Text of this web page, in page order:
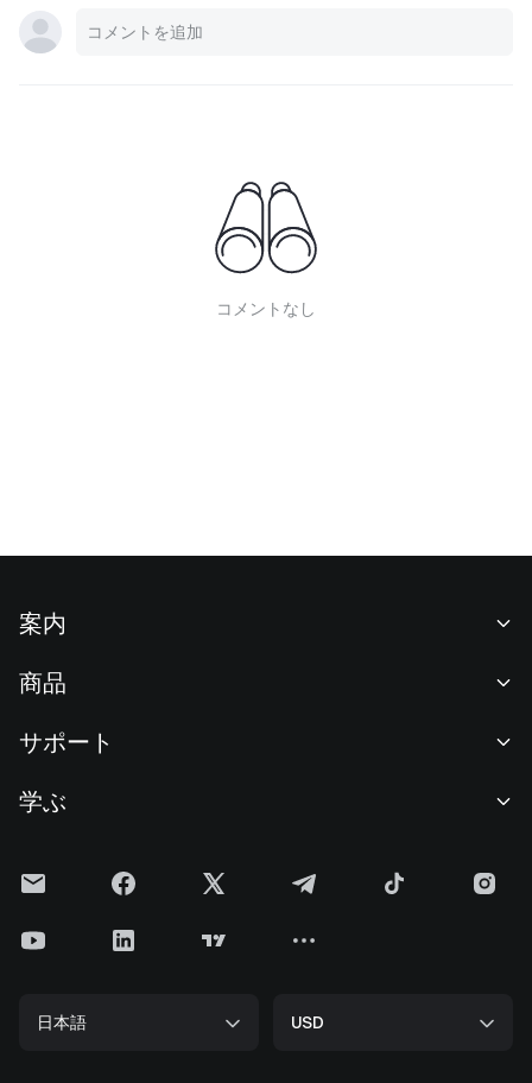
コメントなし
案内
ニュースルーム
F1 Oracle Red Bull Racing 公式スポンサー
クッキーポリシー
準備金証明
商品
現物取引
投資センター
サポート
手数料
上場申請
学ぶ
Gateニュース
日本語 USD